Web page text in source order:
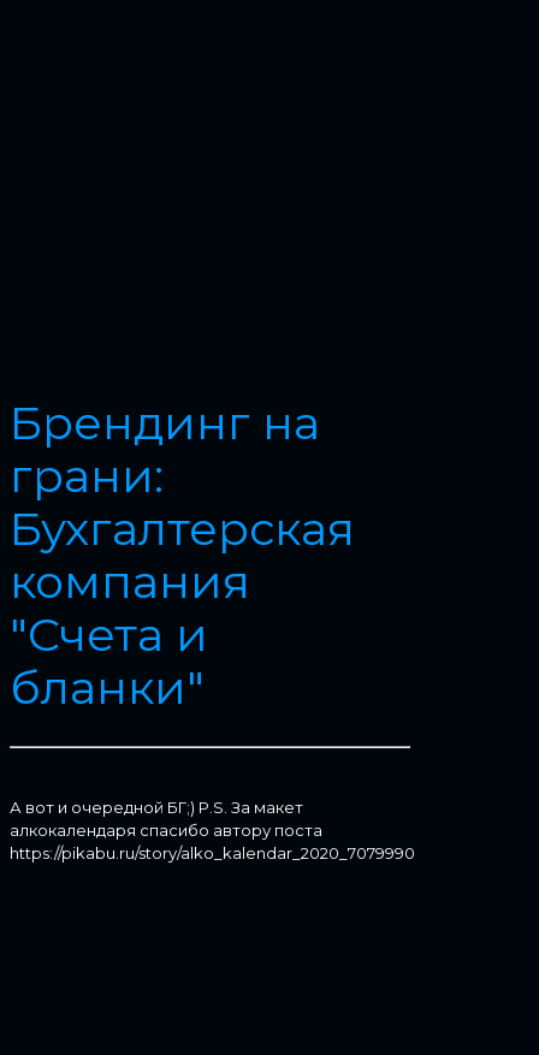
Брендинг на
грани:
Бухгалтерская
компания
"Счета и
бланки"
А вот и очередной БГ;) P.S. За макет
алкокалендаря спасибо автору поста
https://pikabu.ru/story/alko_kalendar_2020_7079990